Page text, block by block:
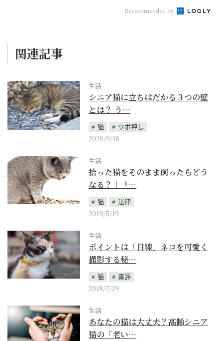
Recommended by
関連記事
生活
シニア猫に立ちはだかる３つの壁
とは？ う…
猫
ツボ押し
2020/9/18
生活
拾った猫をそのまま飼ったらどう
なる？｜『…
猫
法律
2019/5/19
生活
ポイントは「目線」ネコを可愛く
撮影する秘…
猫
書評
2018/7/29
生活
あなたの猫は大丈夫？高齢シニア
猫の「老い…